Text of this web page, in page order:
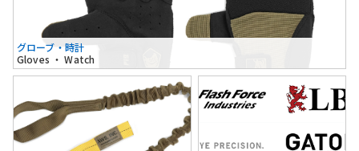
グローブ・時計
Gloves ・ Watch